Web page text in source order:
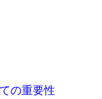
の重要性